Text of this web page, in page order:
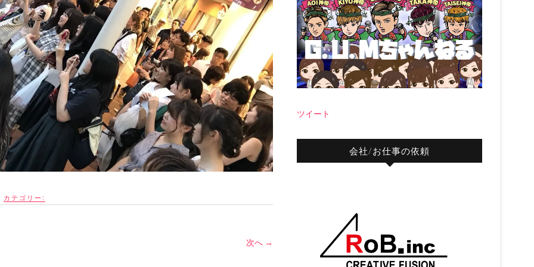
カテゴリー:
次へ →
ツイート
会社/お仕事の依頼